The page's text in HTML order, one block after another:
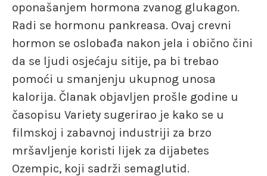
oponašanjem hormona zvanog glukagon.
Radi se hormonu pankreasa. Ovaj crevni
hormon se oslobađa nakon jela i obično čini
da se ljudi osjećaju sitije, pa bi trebao
pomoći u smanjenju ukupnog unosa
kalorija. Članak objavljen prošle godine u
časopisu Variety sugerirao je kako se u
filmskoj i zabavnoj industriji za brzo
mršavljenje koristi lijek za dijabetes
Ozempic, koji sadrži semaglutid.